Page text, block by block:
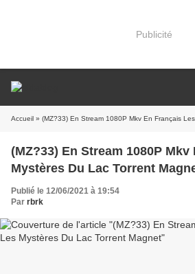
Publicité
Accueil » (MZ?33) En Stream 1080P Mkv En Français Les
(MZ?33) En Stream 1080P
Mystères Du Lac Torrent
Publié le 12/06/2021 à 19:54
Par rbrk